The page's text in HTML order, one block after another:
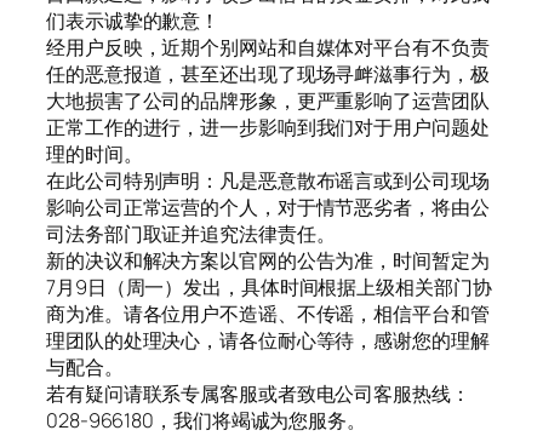
们表示诚挚的歉意！
经用户反映，近期个别网站和自媒体对平台有不负责
任的恶意报道，甚至还出现了现场寻衅滋事行为，极
大地损害了公司的品牌形象，更严重影响了运营团队
正常工作的进行，进一步影响到我们对于用户问题处
理的时间。
在此公司特别声明：凡是恶意散布谣言或到公司现场
影响公司正常运营的个人，对于情节恶劣者，将由公
司法务部门取证并追究法律责任。
新的决议和解决方案以官网的公告为准，时间暂定为
7月9日（周一）发出，具体时间根据上级相关部门协
商为准。请各位用户不造谣、不传谣，相信平台和管
理团队的处理决心，请各位耐心等待，感谢您的理解
与配合。
若有疑问请联系专属客服或者致电公司客服热线：
028-966180，我们将竭诚为您服务。